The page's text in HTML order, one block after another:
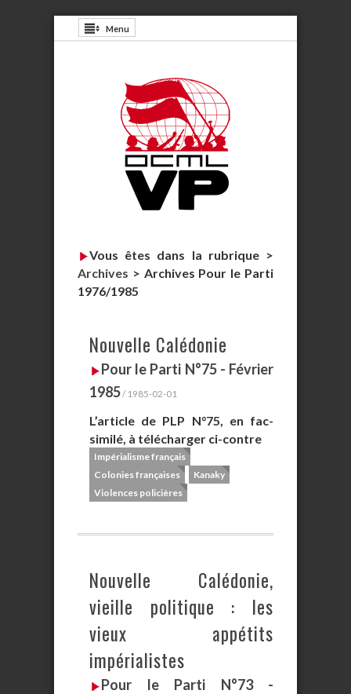
Menu
Vous êtes dans la rubrique >
Archives > Archives Pour le Parti
1976/1985
Nouvelle Calédonie
Pour le Parti N°75 - Février
1985/ 1985-02-01
L’article de PLP N°75, en fac-
similé, à télécharger ci-contre
Impérialisme français
Colonies françaises
Kanaky
Violences policières
Nouvelle Calédonie,
vieille politique : les
vieux appétits
impérialistes
Pour le Parti N°73 -